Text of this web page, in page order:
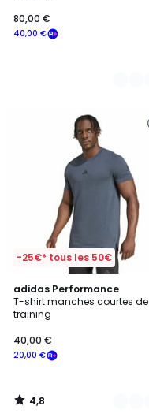
40,00 €
80,00 €
-25€* tous les 50€
adidas Performance
T-shirt manches courtes de
training
20,00 €
40,00 €
4,8
/ 5
2
Couleurs
4,8
/